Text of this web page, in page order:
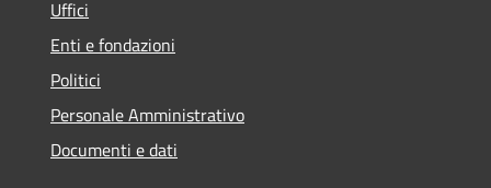
Uffici
Enti e fondazioni
Politici
Personale Amministrativo
Documenti e dati